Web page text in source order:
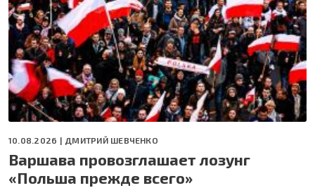
10.08.2026 | ДМИТРИЙ ШЕВЧЕНКО
Варшава провозглашает лозунг
«Польша прежде всего»